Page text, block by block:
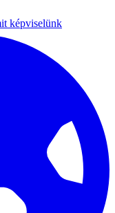
képviselünk